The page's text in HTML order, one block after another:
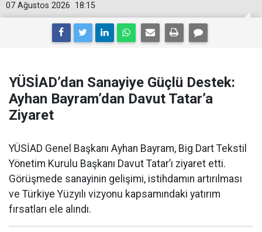
18:15
07 Ağustos 2026
YÜSİAD’dan Sanayiye Güçlü Destek:
Ayhan Bayram’dan Davut Tatar’a
Ziyaret
YÜSİAD Genel Başkanı Ayhan Bayram, Big Dart Tekstil
Yönetim Kurulu Başkanı Davut Tatar’ı ziyaret etti.
Görüşmede sanayinin gelişimi, istihdamın artırılması
ve Türkiye Yüzyılı vizyonu kapsamındaki yatırım
fırsatları ele alındı.